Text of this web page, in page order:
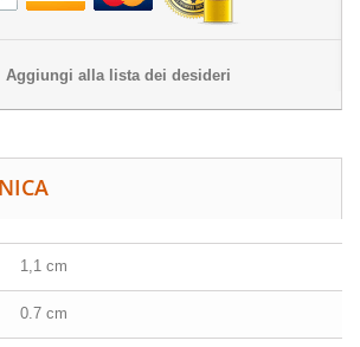
Aggiungi alla lista dei desideri
1,1 cm
0.7 cm